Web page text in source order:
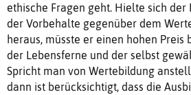
ethische Fragen geht. Hielte sich
der Vorbehalte gegenüber dem
heraus, müsste er einen hohen Preis
der Lebensferne und der selbst
Spricht man von Wertebildung
dann ist berücksichtigt, dass die